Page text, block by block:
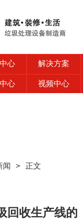
心 解决方案
心 视频中心
闻 > 正文
回收生产线的